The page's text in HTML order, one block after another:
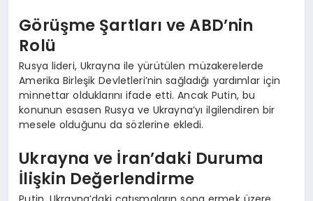
Görüşme Şartları ve ABD’nin
Rolü
Rusya lideri, Ukrayna ile yürütülen müzakerelerde
Amerika Birleşik Devletleri’nin sağladığı yardımlar için
minnettar olduklarını ifade etti. Ancak Putin, bu
konunun esasen Rusya ve Ukrayna’yı ilgilendiren bir
mesele olduğunu da sözlerine ekledi.
Ukrayna ve İran’daki Duruma
İlişkin Değerlendirme